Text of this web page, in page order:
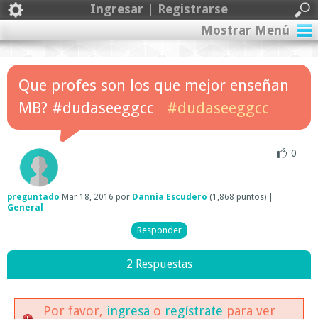
Ingresar | Registrarse
Mostrar Menú
Que profes son los que mejor enseñan
MB? #dudaseeggcc
#dudaseeggcc
0
preguntado Mar 18, 2016 por Dannia Escudero (1,868 puntos)
General
2 Respuestas
Por favor, ingresa o regístrate para ver